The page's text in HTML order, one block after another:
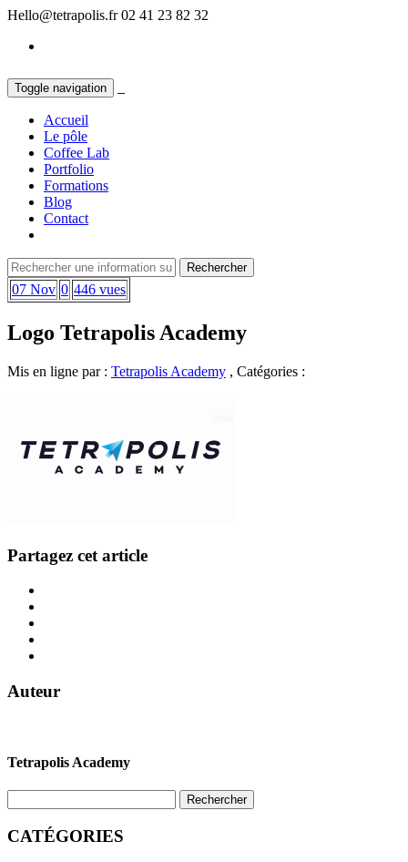
Hello@tetrapolis.fr 02 41 23 82 32
Toggle navigation
Accueil
Le pôle
Coffee Lab
Portfolio
Formations
Blog
Contact
07 Nov 0 446 vues
Logo Tetrapolis Academy
Mis en ligne par : Tetrapolis Academy , Catégories :
Partagez cet article
Auteur
Tetrapolis Academy
CATÉGORIES